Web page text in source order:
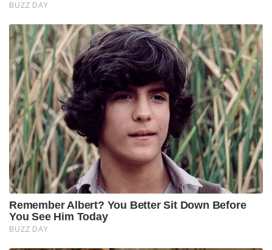
BUZZ DAY
Remember Albert? You Better Sit Down Before
You See Him Today
BUZZ DAY